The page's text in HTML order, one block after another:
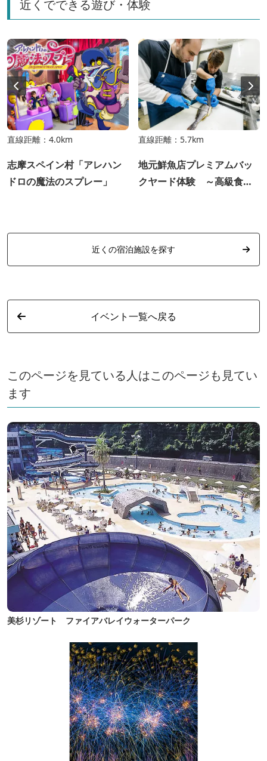
近くでできる遊び・体験
直線距離：4.0km
志摩スペイン村「アレハン
ドロの魔法のスプレー」
直線距離：5.7km
地元鮮魚店プレミアムバッ
クヤード体験 ～高級食材
近くの宿泊施設を探す
イベント一覧へ戻る
このページを見ている人はこのページも見てい
ます
美杉リゾート ファイアバレイウォーターパーク